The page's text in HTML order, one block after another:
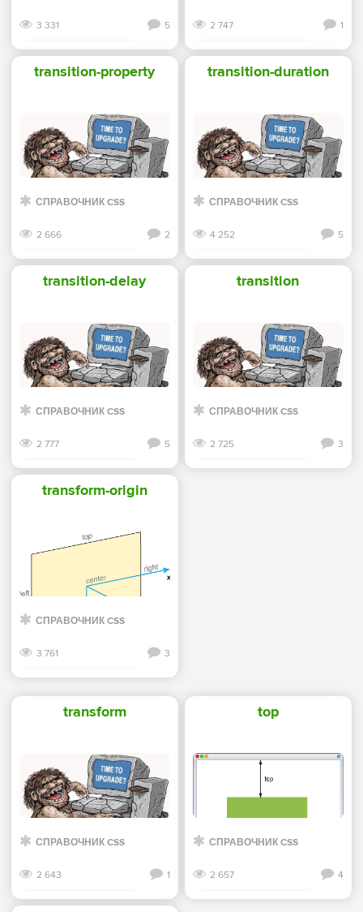
3 331 5
Смотреть дальше
2 747 1
Смотреть дальше
transition-property
СПРАВОЧНИК CSS
2 666 2
Смотреть дальше
transition-duration
СПРАВОЧНИК CSS
4 252 5
Смотреть дальше
transition-delay
СПРАВОЧНИК CSS
2 777 5
Смотреть дальше
transition
СПРАВОЧНИК CSS
2 725 3
transform-origin
СПРАВОЧНИК CSS
3 761 3
transform
СПРАВОЧНИК CSS
2 643 1
Смотреть дальше
top
СПРАВОЧНИК CSS
2 657 4